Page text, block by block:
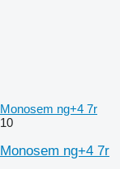
Monosem ng+4 7r
10
Monosem ng+4 7r